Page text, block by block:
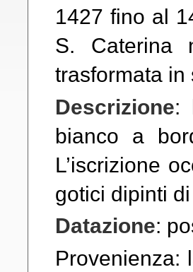
1427 fino al
S. Caterina
trasformata
Descrizione:
bianco a
L’iscrizione
gotici dipinti
Datazione:
Provenienza: